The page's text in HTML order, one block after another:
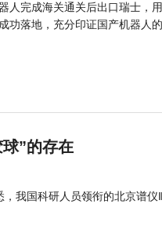
人完成海关通关后出口瑞士，
功落地，充分印证国产机器人
”的存在
我国科研人员领衔的北京谱